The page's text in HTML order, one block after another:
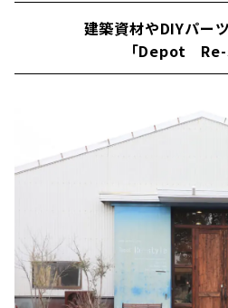
建築資材やDIYパー
「Depot Re-